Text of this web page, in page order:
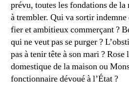
prévu, toutes les fondations de
à trembler. Qui va sortir indemne
fier et ambitieux commerçant ?
qui ne veut pas se purger ?
pas à tenir tête à son mari ?
domestique de la maison ou
fonctionnaire dévoué à l’État ?